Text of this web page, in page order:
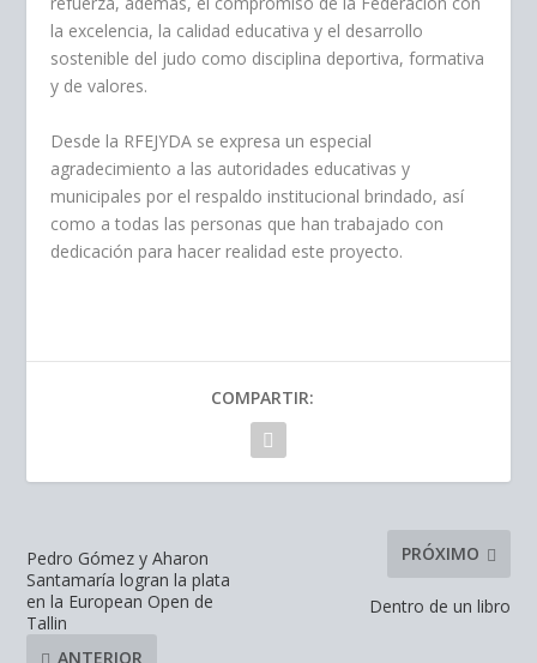
la excelencia, la calidad educativa y el desarrollo
sostenible del judo como disciplina deportiva, formativa
y de valores.
Desde la RFEJYDA se expresa un especial
agradecimiento a las autoridades educativas y
municipales por el respaldo institucional brindado, así
como a todas las personas que han trabajado con
dedicación para hacer realidad este proyecto.
COMPARTIR:
Pedro Gómez y Aharon
Santamaría logran la plata
en la European Open de
Tallin
ANTERIOR
PRÓXIMO
Dentro de un libro